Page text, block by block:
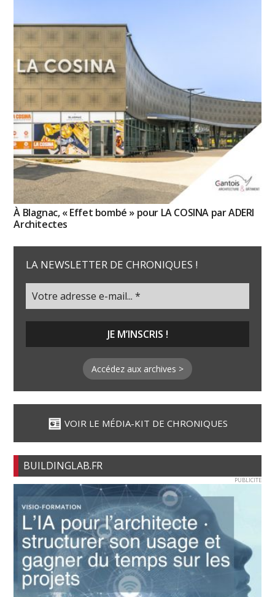
À Blagnac, « Effet bombé » pour LA COSINA par ADERI
Architectes
LA NEWSLETTER DE CHRONIQUES !
Accédez aux archives >
VOIR LE MÉDIA-KIT DE CHRONIQUES
BUILDINGLAB.FR
PUBLICITE